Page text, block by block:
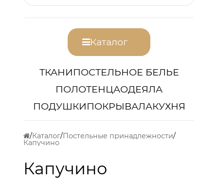
Каталог
ТКАНИПОСТЕЛЬНОЕ БЕЛЬЕ
ПОЛОТЕНЦАОДЕЯЛА
ПОДУШКИПОКРЫВАЛАКУХНЯ
Каталог Постельные принадлежности
Капучино
Капучино